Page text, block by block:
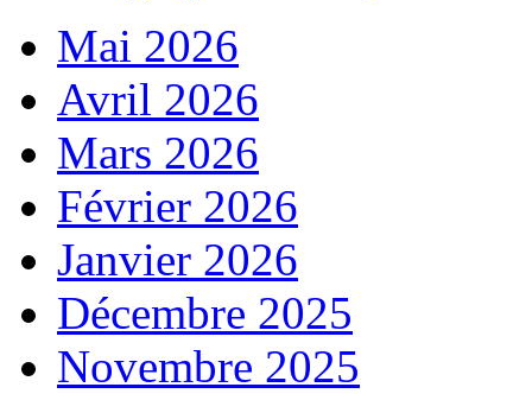
Mai 2026
Avril 2026
Mars 2026
Février 2026
Janvier 2026
Décembre 2025
Novembre 2025